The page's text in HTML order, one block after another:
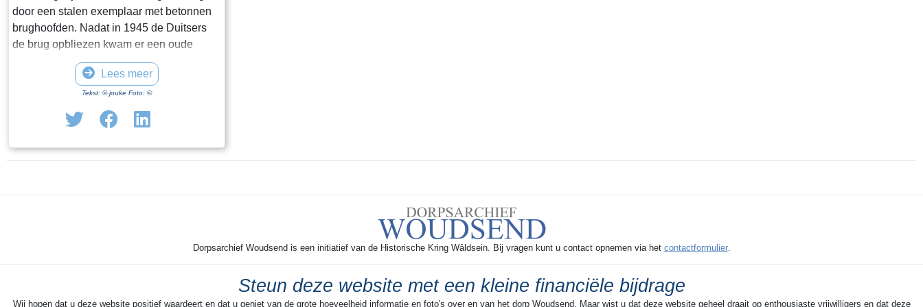
door een stalen exemplaar met betonnen
brughoofden. Nadat in 1945 de Duitsers
de brug opbliezen kwam er een oude
trambrug voor in de plaats. Met een kruk
kon die worden opengedraaid. In 1975
werd de huidige Hellingbrug met
elektrische bediening aangelegd. Tot de
sluiting van het Verzekeringskantoor was
gepensioneerden, die er op de
uitwisselden.
Lees meer
Tekst: © jouke Foto: ©
Dorpsarchief Woudsend is een initiatief van de Historische Kring Wâldsein. Bij vragen kunt u contact opnemen via het contactformulier.
Steun deze website met een kleine financiële bijdrage
Wij hopen dat u deze website positief waardeert en dat u geniet van de grote hoeveelheid informatie en foto's over en van het dorp Woudsend. Maar wist u dat deze website geheel draait op enthousiaste vrijwilligers en dat deze